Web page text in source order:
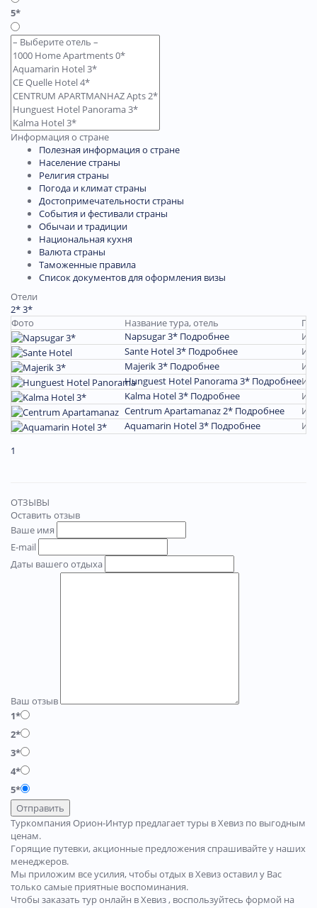
5*
Информация о стране
Полезная информация о стране
Население страны
Религия страны
Погода и климат страны
Достопримечательности страны
События и фестивали страны
Обычаи и традиции
Национальная кухня
Валюта страны
Таможенные правила
Список документов для оформления визы
Отели
2*3*
Фото
Название тура, отель
Napsugar 3* Подробнее
Sante Hotel 3* Подробнее
Majerik 3* Подробнее
Hunguest Hotel Panorama 3* Подробнее
Kalma Hotel 3* Подробнее
Centrum Apartamanaz 2* Подробнее
Aquamarin Hotel 3* Подробнее
1
ОТЗЫВЫ
Оставить отзыв
Ваше имя
E-mail
Даты вашего отдыха
Ваш отзыв
1*
2*
3*
4*
5*
Отправить
Туркомпания Орион-Интур предлагает туры в Хевиз по выгодным
ценам.
Горящие путевки, акционные предложения спрашивайте у наших
менеджеров.
Мы приложим все усилия, чтобы отдых в Хевиз оставил у Вас
только самые приятные воспоминания.
Чтобы заказать тур онлайн в Хевиз , воспользуйтесь формой на